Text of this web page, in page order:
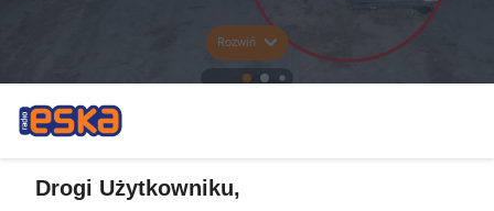
Rozwiń
Drogi Użytkowniku,